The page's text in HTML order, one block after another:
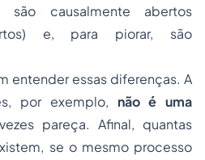
são causalmente abertos
e, para piorar, são
entender essas diferenças. A
por exemplo, não é uma
pareça. Afinal, quantas
se o mesmo processo